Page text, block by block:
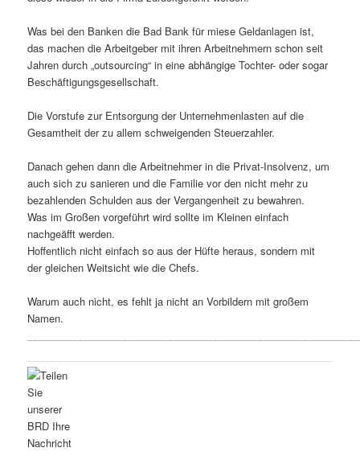
Was bei den Banken die Bad Bank für miese Geldanlagen ist,
das machen die Arbeitgeber mit ihren Arbeitnehmern schon seit
Jahren durch „outsourcing“ in eine abhängige Tochter- oder sogar
Beschäftigungsgesellschaft.
Die Vorstufe zur Entsorgung der Unternehmenlasten auf die
Gesamtheit der zu allem schweigenden Steuerzahler.
Danach gehen dann die Arbeitnehmer in die Privat-Insolvenz, um
auch sich zu sanieren und die Familie vor den nicht mehr zu
bezahlenden Schulden aus der Vergangenheit zu bewahren.
Was im Großen vorgeführt wird sollte im Kleinen einfach
nachgeäfft werden.
Hoffentlich nicht einfach so aus der Hüfte heraus, sondern mit
der gleichen Weitsicht wie die Chefs.
Warum auch nicht, es fehlt ja nicht an Vorbildern mit großem
Namen.